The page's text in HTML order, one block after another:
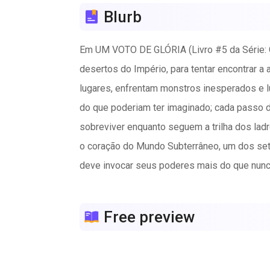
Blurb
Em UM VOTO DE GLÓRIA (Livro #5 da
desertos do Império, para tentar encontrar a
lugares, enfrentam monstros inesperados e
do que poderiam ter imaginado; cada
sobreviver enquanto seguem a trilha dos
o coração do Mundo Subterrâneo, um dos
deve invocar seus poderes mais do que
o ataque de um líder como Andronicus, o
papel de liderança; Srog, Kolk, Brom,
Free preview